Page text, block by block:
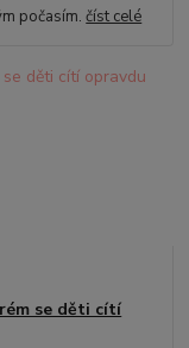
počasím.číst celé
se děti cítí